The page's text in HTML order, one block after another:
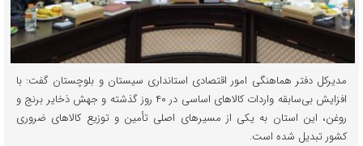
مدیرکل دفتر هماهنگی امور اقتصادی استانداری سیستان و بلوچستان گفت: با
افزایش بی‌سابقه واردات کالاهای اساسی در ۴۰ روز گذشته و جهش ذخایر برنج و
روغن، این استان به یکی از مسیرهای اصلی تأمین و توزیع کالاهای ضروری
کشور تبدیل شده است.